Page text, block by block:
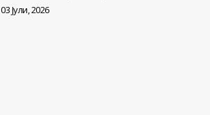
03 Јули, 2026